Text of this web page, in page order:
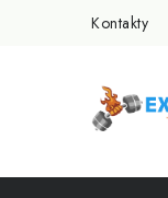
Kontakty